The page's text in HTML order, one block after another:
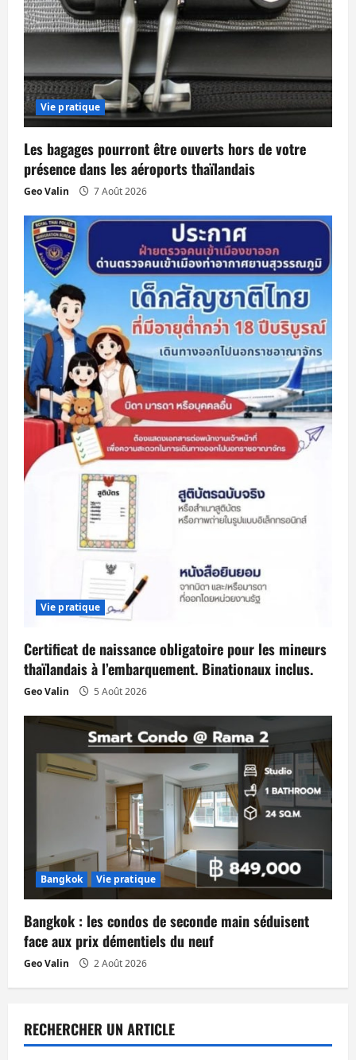
’
a
r
t
i
c
l
e
Vie pratique
Les bagages pourront être ouverts hors de votre
présence dans les aéroports thaïlandais
Geo Valin 7 Août 2026
Vie pratique
Certificat de naissance obligatoire pour les mineurs
thaïlandais à l’embarquement. Binationaux inclus.
Geo Valin 5 Août 2026
Bangkok Vie pratique
Bangkok : les condos de seconde main séduisent
face aux prix démentiels du neuf
Geo Valin 2 Août 2026
RECHERCHER UN ARTICLE